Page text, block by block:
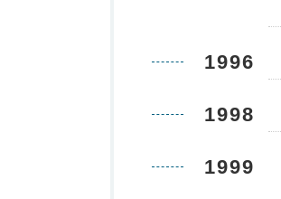
1996
1998
1999